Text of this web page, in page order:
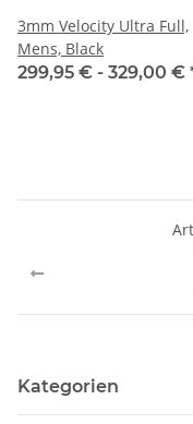
3mm Velocity Ultra Full,
Mens, Black
299,95 € - 329,00 €
Kategorien